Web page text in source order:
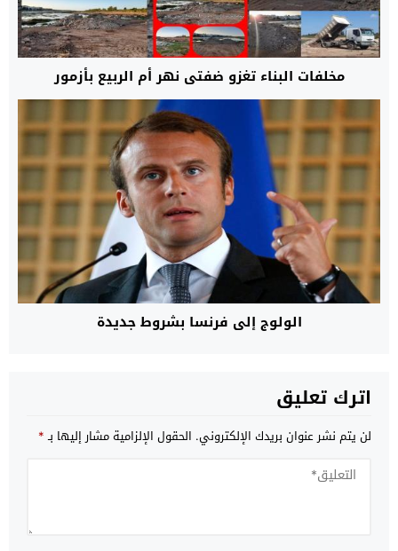
مخلفات البناء تغزو ضفتي نهر أم الربيع بأزمور
الولوج إلى فرنسا بشروط جديدة
اترك تعليق
لن يتم نشر عنوان بريدك الإلكتروني. الحقول الإلزامية مشار إليها بـ*